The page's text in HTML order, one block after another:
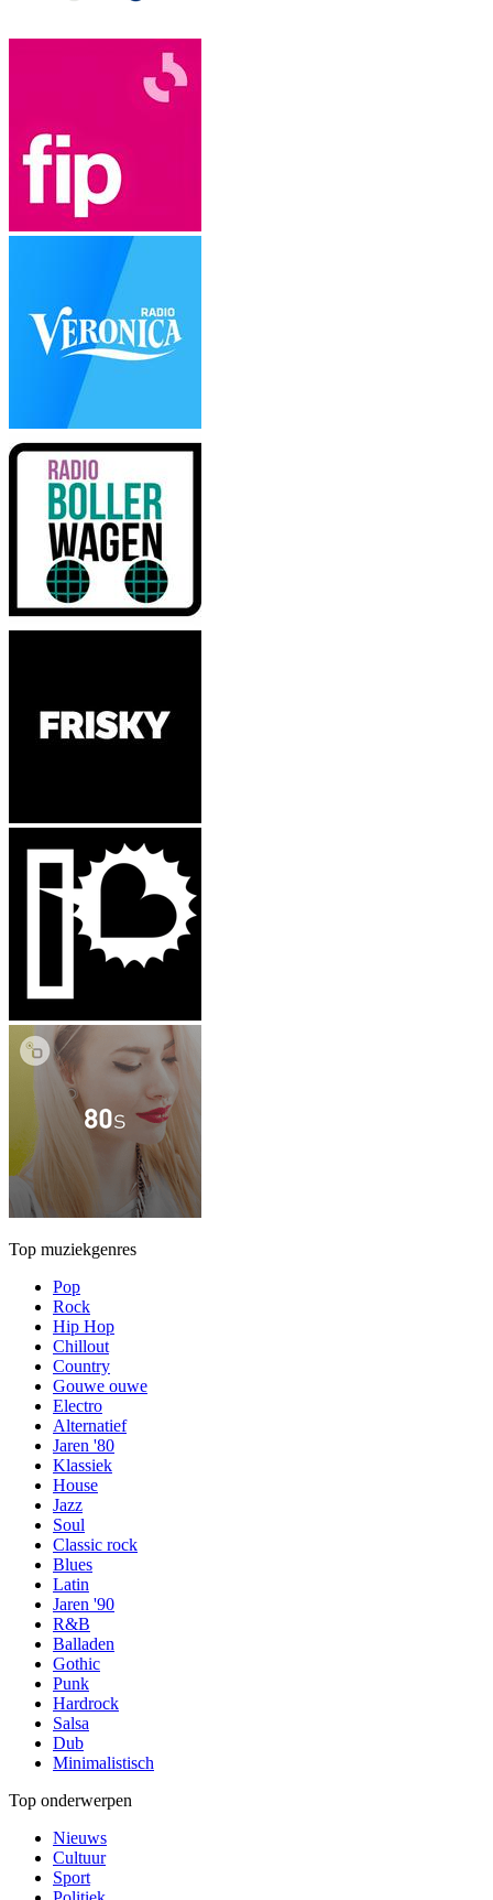
Top muziekgenres
Pop
Rock
Hip Hop
Chillout
Country
Gouwe ouwe
Electro
Alternatief
Jaren '80
Klassiek
House
Jazz
Soul
Classic rock
Blues
Latin
Jaren '90
R&B
Balladen
Gothic
Punk
Hardrock
Salsa
Dub
Minimalistisch
Top onderwerpen
Nieuws
Cultuur
Sport